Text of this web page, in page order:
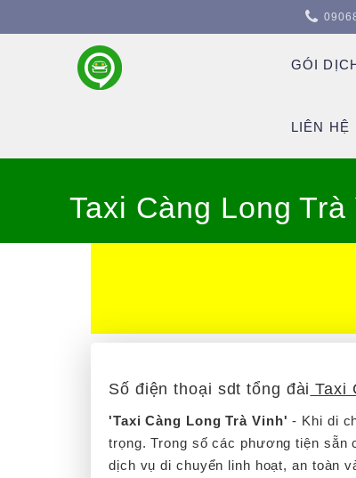
GÓI
LIÊN HỆ
Taxi Càng Long Trà
Số điện thoại sdt tổng đài Taxi
'Taxi Càng Long Trà Vinh' - Khi di
trọng. Trong số các phương tiện
dịch vụ di chuyển linh hoạt, an toàn